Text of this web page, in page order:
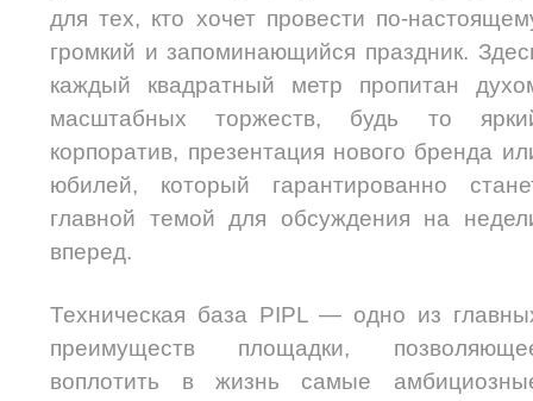
для тех, кто хочет провести по-
громкий и запоминающийся праздник.
каждый квадратный метр пропитан
масштабных торжеств, будь то
корпоратив, презентация нового бренда
юбилей, который гарантированно
главной темой для обсуждения на
вперед.
Техническая база PIPL — одно из
преимуществ площадки,
воплотить в жизнь самые